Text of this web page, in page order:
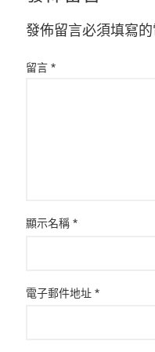
發佈留言必須填寫
留言 *
顯示名稱 *
電子郵件地址 *